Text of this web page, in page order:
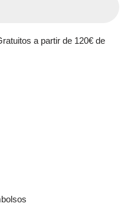
a partir de 120€ de